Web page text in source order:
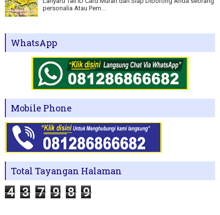
personalia Atau Pem...
WhatsApp
Mobile Phone
Total Tayangan Halaman
4 3 7 9 8 9